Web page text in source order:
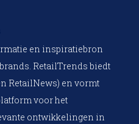
en inspiratiebron
RetailTrends biedt
RetailNews) en vormt
voor het
ontwikkelingen in